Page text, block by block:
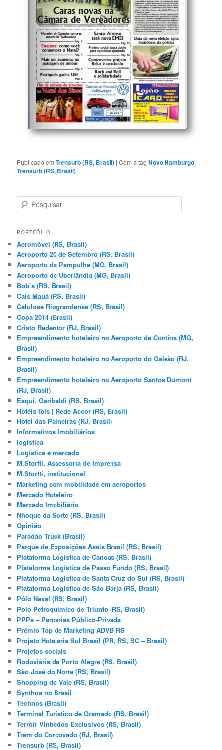
Publicado em Trensurb (RS, Brasil) |Com a tagNovo Hamburgo,
Trensurb (RS, Brasil)
e
q
i
s
a
r
PORTFÓLIO
Aeromóvel (RS, Brasil)
Aeroporto 20 de Setembro (RS, Brasil)
Aeroporto da Pampulha (MG, Brasil)
Aeroporto de Uberlândia (MG, Brasil)
Bob´s (RS, Brasil)
Cais Mauá (RS, Brasil)
Celulose Riograndense (RS, Brasil)
Copa 2014 (Brasil)
Cristo Redentor (RJ, Brasil)
Empreendimento hoteleiro no Aeroporto de Confins (MG,
Brasil)
Empreendimento hoteleiro no Aeroporto do Galeão (RJ,
Brasil)
Empreendimento hoteleiro no Aeroporto Santos Dumont
(RJ, Brasil)
Esqui, Garibaldi (RS, Brasil)
Hotéis Ibis | Rede Accor (RS, Brasil)
Hotel das Paineiras (RJ, Brasil)
Informativos Imobiliários
logística
Logística e mercado
M.Stortti, Assessoria de Imprensa
M.Stortti, institucional
Marketing com mobilidade em aeroportos
Mercado Hoteleiro
Mercado Imobiliário
Nhoque da Sorte (RS, Brasil)
Opinião
Paradão Truck (Brasil)
Parque de Exposições Assis Brasil (RS, Brasil)
Plataforma Logística de Canoas (RS, Brasil)
Plataforma Logística de Passo Fundo (RS, Brasil)
Plataforma Logística de Santa Cruz do Sul (RS, Brasil)
Plataforma Logística de São Borja (RS, Brasil)
Pólo Naval (RS, Brasil)
Polo Petroquímico de Triunfo (RS, Brasil)
PPPs – Parcerias Público-Privada
Prêmio Top de Marketing ADVB RS
Projeto Hotelaria Sul Brasil (PR, RS, SC – Brasil)
Projetos sociais
Rodoviária de Porto Alegre (RS, Brasil)
São José do Norte (RS, Brasil)
Shopping do Vale (RS, Brasil)
Synthos no Brasil
Technos (Brasil)
Terminal Turístico de Gramado (RS, Brasil)
Terroir Vinhedos Exclusivos (RS, Brasil)
Trem do Corcovado (RJ, Brasil)
Trensurb (RS, Brasil)